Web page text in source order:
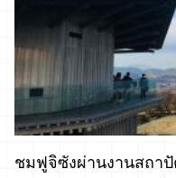
ชมฟูจิซังผ่านงานสถาปั